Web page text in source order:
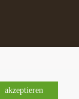
Brands
akzeptieren